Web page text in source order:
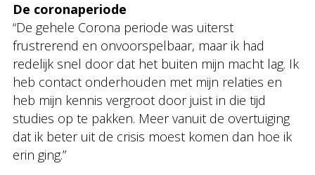
De coronaperiode
“De gehele Corona periode was uiterst
frustrerend en onvoorspelbaar, maar ik had
redelijk snel door dat het buiten mijn macht lag. Ik
heb contact onderhouden met mijn relaties en
heb mijn kennis vergroot door juist in die tijd
studies op te pakken. Meer vanuit de overtuiging
dat ik beter uit de crisis moest komen dan hoe ik
erin ging.”